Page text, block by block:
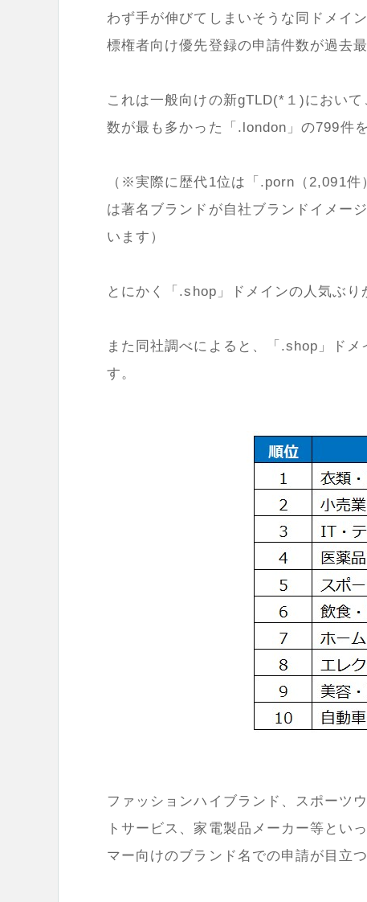
わず手が伸びてしまいそうな同ドメイ
標権者向け優先登録の申請件数が過去
これは一般向けの新gTLD(*１)におい
数が最も多かった「.london」の799件
（※実際に歴代1位は「.porn（2,091
は著名ブランドが自社ブランドイメー
います）
とにかく「.shop」ドメインの人気ぶり
また同社調べによると、「.shop」ド
す。
ファッションハイブランド、スポーツ
トサービス、家電製品メーカー等とい
マー向けのブランド名での申請が目立